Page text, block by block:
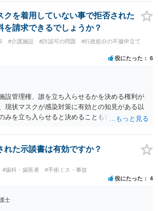
けた分の慰謝料や仕事に影響があれば休業損害
頑張ってください。
クを着用していない事で拒否された
を請求できるでしょうか？
#介護施設 #許認可の問題
#行政処分の不服申立て
役にたった 6
設管理権、誰を立ち入らせるかを決める権利が
現状マスクが感染対策に有効との知見がある以
みを立ち入らせると決めることも自由であり、
る業種ですと、公衆浴場法など各種業法で定め
用拒否は禁止されていますし、公の施設でもマ
拒否は問題となりえますが、民間のお店に対し
められないと考えられます。
れた示談書は有効ですか？
#歯科・歯医者 #手術ミス・事故
役にたった 4
士